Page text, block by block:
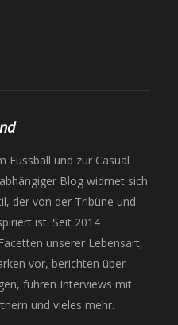
Fussball und zur Casual
Blog widmet sich
der von der Tribüne und
ist. Seit 2014
unserer Lebensart,
vor, berichten über
führen Interviews mit
und vieles mehr.